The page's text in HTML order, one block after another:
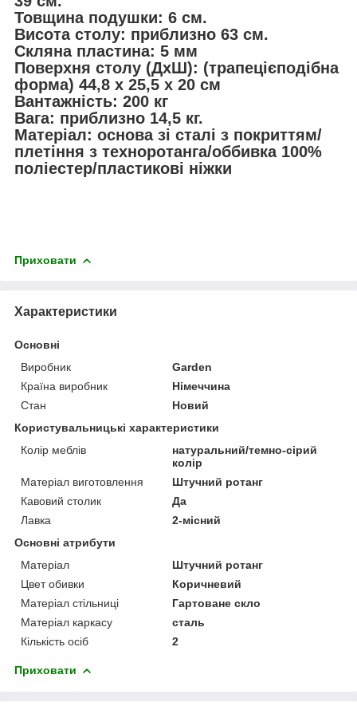
Товщина подушки: 6 см.
Висота столу: приблизно 63 см.
Скляна пластина: 5 мм
Поверхня столу (ДхШ): (трапецієподібна
форма) 44,8 x 25,5 x 20 см
Вантажність: 200 кг
Вага: приблизно 14,5 кг.
Матеріал: основа зі сталі з покриттям/
плетіння з техноротанга/оббивка 100%
поліестер/пластикові ніжки
Приховати
Характеристики
Основні
Виробник
Garden
Країна виробник
Німеччина
Стан
Новий
Користувальницькі характеристики
Колір меблів
натуральний/темно-сірий
колір
Матеріал виготовлення
Штучний ротанг
Кавовий столик
Да
Лавка
2-місний
Основні атрибути
Матеріал
Штучний ротанг
Цвет обивки
Коричневий
Матеріал стільниці
Гартоване скло
Матеріал каркасу
сталь
Кількість осіб
2
Приховати